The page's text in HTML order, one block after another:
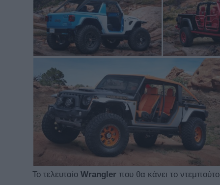
Το τελευταίο Wrangler που θα κάνει το